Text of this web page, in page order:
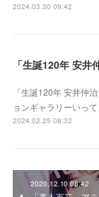
2024.03.30 09:42
「生誕120年 安井仲
ョンギャラリーいっ
2024.02.25 08:32
2020.12.10 08:42